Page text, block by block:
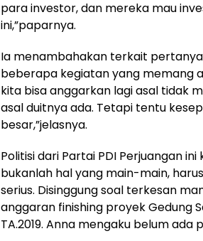
para investor, dan mereka mau
ini,”paparnya.
Ia menambahakan terkait
beberapa kegiatan yang memang
kita bisa anggarkan lagi asal tidak
asal duitnya ada. Tetapi tentu
besar,”jelasnya.
Politisi dari Partai PDI Perjuangan
bukanlah hal yang main-main,
serius. Disinggung soal terkesan
anggaran finishing proyek Gedung
TA.2019. Anna mengaku belum